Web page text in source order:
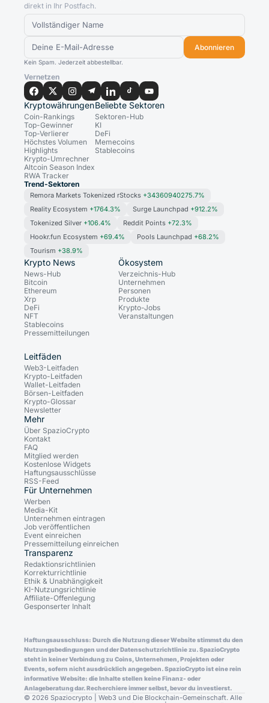
direkt in Ihr Postfach.
Abonnieren
Kein Spam. Jederzeit abbestellbar.
Vernetzen
Kryptowährungen
Coin-Rankings
Top-Gewinner
Top-Verlierer
Höchstes Volumen
Highlights
Krypto-Umrechner
Altcoin Season Index
RWA Tracker
Beliebte Sektoren
Sektoren-Hub
KI
DeFi
Memecoins
Stablecoins
Trend-Sektoren
Remora Markets Tokenized rStocks +34360940275.7%
Reality Ecosystem +1764.3% Surge Launchpad +912.2%
Tokenized Silver +106.4% Reddit Points +72.3%
Hookr.fun Ecosystem +69.4% Pools Launchpad +68.2%
Tourism +38.9%
Krypto News
News-Hub
Bitcoin
Ethereum
Xrp
DeFi
NFT
Stablecoins
Pressemitteilungen
Ökosystem
Verzeichnis-Hub
Unternehmen
Personen
Produkte
Krypto-Jobs
Veranstaltungen
Leitfäden
Web3-Leitfaden
Krypto-Leitfaden
Wallet-Leitfaden
Börsen-Leitfaden
Krypto-Glossar
Newsletter
Mehr
Über SpazioCrypto
Kontakt
FAQ
Mitglied werden
Kostenlose Widgets
Haftungsausschlüsse
RSS-Feed
Für Unternehmen
Werben
Media-Kit
Unternehmen eintragen
Job veröffentlichen
Event einreichen
Pressemitteilung einreichen
Transparenz
Redaktionsrichtlinien
Korrekturrichtlinie
Ethik & Unabhängigkeit
KI-Nutzungsrichtlinie
Affiliate-Offenlegung
Gesponserter Inhalt
Haftungsausschluss: Durch die Nutzung dieser Website stimmst du den
Nutzungsbedingungen und der Datenschutzrichtlinie zu. SpazioCrypto
steht in keiner Verbindung zu Coins, Unternehmen, Projekten oder
Events, sofern nicht ausdrücklich angegeben. SpazioCrypto ist eine rein
informative Website: die Inhalte stellen keine Finanz- oder
Anlageberatung dar. Recherchiere immer selbst, bevor du investierst.
© 2026 Spaziocrypto | Web3 und Die Blockchain-Gemeinschaft. Alle